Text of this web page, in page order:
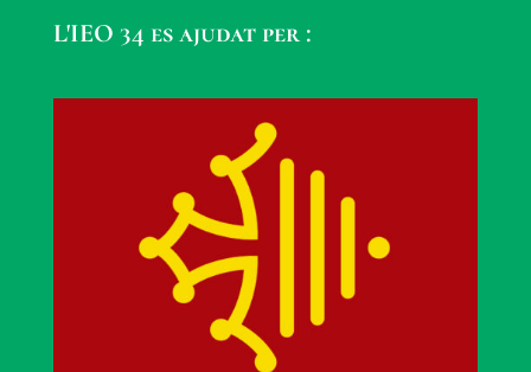
L'IEO 34 es ajudat per :